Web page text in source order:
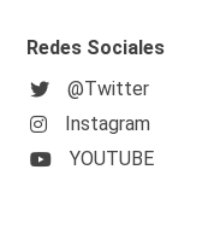
Redes Sociales
@Twitter
Instagram
YOUTUBE